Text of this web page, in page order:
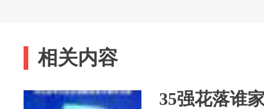
相关内容
35强花落谁